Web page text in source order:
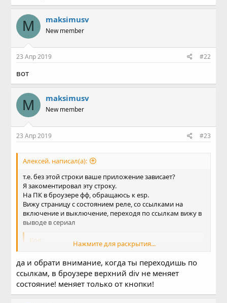
M maksimusv
New member
23 Апр 2019 #22
вот
M maksimusv
New member
23 Апр 2019 #23
Алексей. написал(а):
т.е. без этой строки ваше приложение зависает?
Я закоментировал эту строку.
На ПК в броузере фф, обращаюсь к esp.
Вижу страницу с состоянием реле, со ссылками на
включение и выключение, переходя по ссылкам вижу в
выводе в сериал
Код:
Request Received:GET /LED=ON HTTP/1.1
Client disonnected
Нажмите для раскрытия...
да и обрати внимание, когда ты переходишь по
ссылкам, в броузере верхний div не меняет
состояние! меняет только от кнопки!